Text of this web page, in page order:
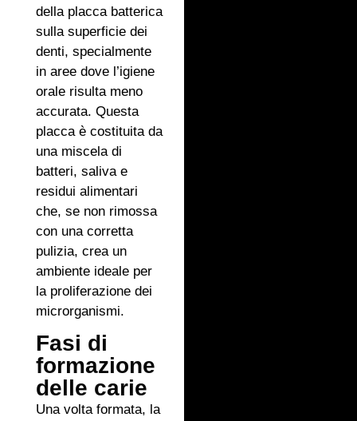
della placca batterica
sulla superficie dei
denti, specialmente
in aree dove l’igiene
orale risulta meno
accurata. Questa
placca è costituita da
una miscela di
batteri, saliva e
residui alimentari
che, se non rimossa
con una corretta
pulizia, crea un
ambiente ideale per
la proliferazione dei
microrganismi.
Fasi di
formazione
delle carie
Una volta formata, la